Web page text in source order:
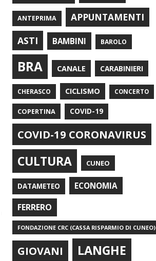
ANTEPRIMA
APPUNTAMENTI
ASTI
BAMBINI BAROLO
BRA CANALE CARABINIERI
CHERASCO CICLISMO CONCERTO
COPERTINA COVID-19
COVID-19 CORONAVIRUS
CULTURA CUNEO
DATAMETEO ECONOMIA
FERRERO
FONDAZIONE CRC (CASSA RISPARMIO DI CUNEO)
GIOVANI LANGHE